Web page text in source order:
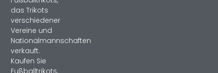
das Trikots
verschiedener
Vereine und
Nationalmannschaften
verkauft.
Kaufen Sie